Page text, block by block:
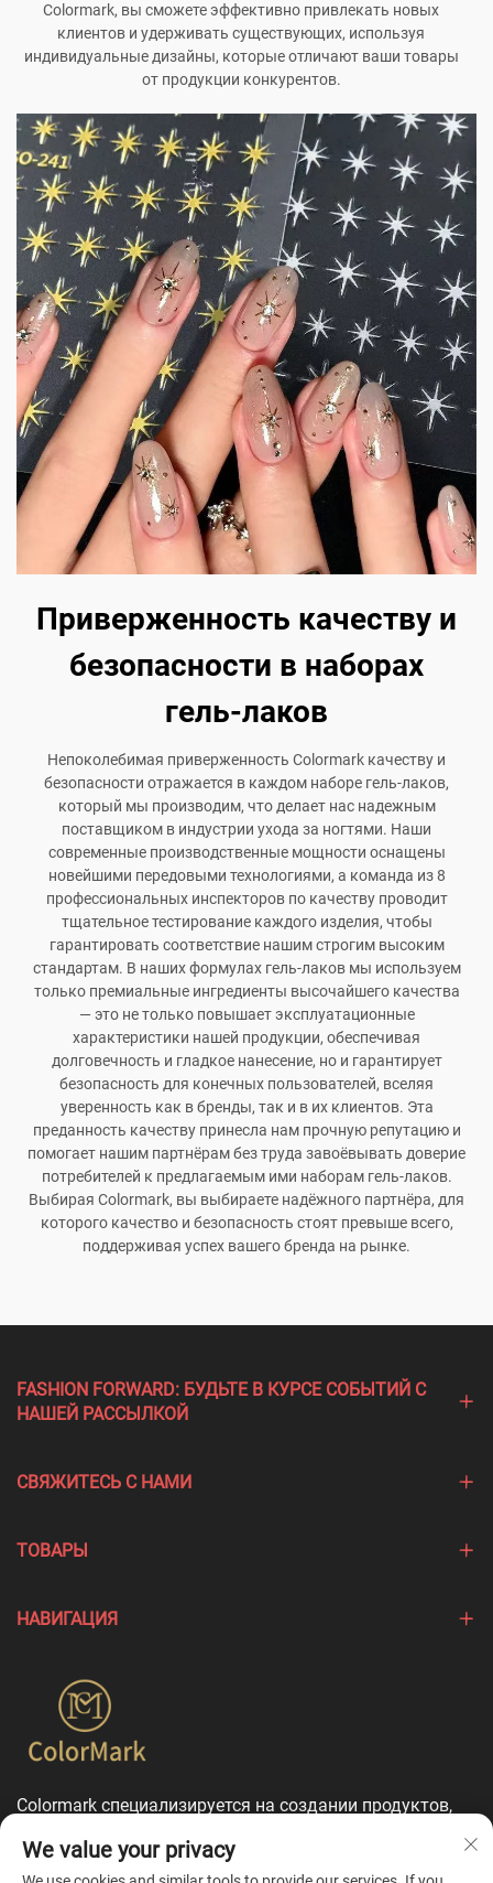
Colormark, вы сможете эффективно привлекать новых
клиентов и удерживать существующих, используя
индивидуальные дизайны, которые отличают ваши товары
от продукции конкурентов.
Приверженность качеству и
безопасности в наборах
гель-лаков
Непоколебимая приверженность Colormark качеству и
безопасности отражается в каждом наборе гель-лаков,
который мы производим, что делает нас надежным
поставщиком в индустрии ухода за ногтями. Наши
современные производственные мощности оснащены
новейшими передовыми технологиями, а команда из 8
профессиональных инспекторов по качеству проводит
тщательное тестирование каждого изделия, чтобы
гарантировать соответствие нашим строгим высоким
стандартам. В наших формулах гель-лаков мы используем
только премиальные ингредиенты высочайшего качества
— это не только повышает эксплуатационные
характеристики нашей продукции, обеспечивая
долговечность и гладкое нанесение, но и гарантирует
безопасность для конечных пользователей, вселяя
уверенность как в бренды, так и в их клиентов. Эта
преданность качеству принесла нам прочную репутацию и
помогает нашим партнёрам без труда завоёвывать доверие
потребителей к предлагаемым ими наборам гель-лаков.
Выбирая Colormark, вы выбираете надёжного партнёра, для
которого качество и безопасность стоят превыше всего,
поддерживая успех вашего бренда на рынке.
FASHION FORWARD: БУДЬТЕ В КУРСЕ СОБЫТИЙ С
НАШЕЙ РАССЫЛКОЙ
СВЯЖИТЕСЬ С НАМИ
ТОВАРЫ
НАВИГАЦИЯ
Colormark специализируется на создании продуктов,
брендов, и предлагает комплексные услуги по
индивидуальной настройке.
We value your privacy